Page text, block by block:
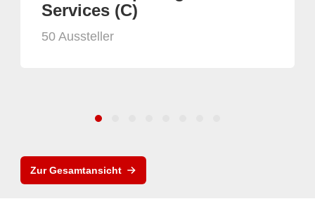
Services (C)
50 Aussteller
Zur Gesamtansicht